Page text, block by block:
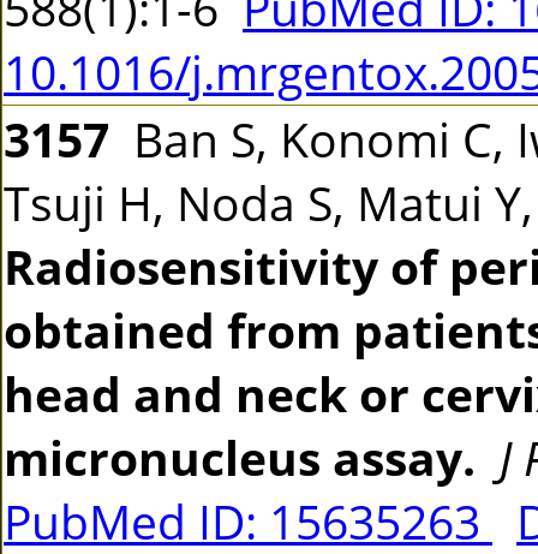
10.1016/
3157 Ban S, Konomi C,
Tsuji H, Noda S, Matui
Radiosensitivity of
obtained from
head and neck or
micronucleus assay. J
PubMed ID: 15635263